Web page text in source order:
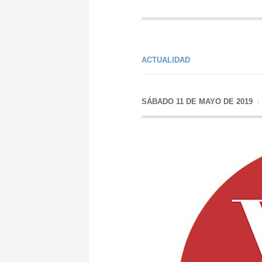
ACTUALIDAD
SÁBADO 11 DE MAYO DE 2019